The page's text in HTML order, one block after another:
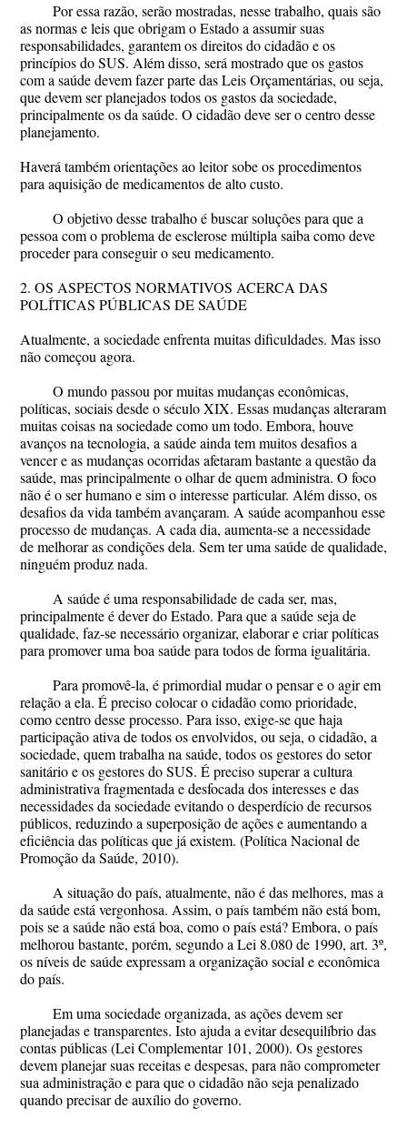
Por essa razão, serão mostradas, nesse trabalho, quais são
as normas e leis que obrigam o Estado a assumir suas
responsabilidades, garantem os direitos do cidadão e os
princípios do SUS. Além disso, será mostrado que os gastos
com a saúde devem fazer parte das Leis Orçamentárias, ou seja,
que devem ser planejados todos os gastos da sociedade,
principalmente os da saúde. O cidadão deve ser o centro desse
planejamento.
Haverá também orientações ao leitor sobe os procedimentos
para aquisição de medicamentos de alto custo.
O objetivo desse trabalho é buscar soluções para que a
pessoa com o problema de esclerose múltipla saiba como deve
proceder para conseguir o seu medicamento.
2. OS ASPECTOS NORMATIVOS ACERCA DAS
POLÍTICAS PÚBLICAS DE SAÚDE
Atualmente, a sociedade enfrenta muitas dificuldades. Mas isso
não começou agora.
O mundo passou por muitas mudanças econômicas,
políticas, sociais desde o século XIX. Essas mudanças alteraram
muitas coisas na sociedade como um todo. Embora, houve
avanços na tecnologia, a saúde ainda tem muitos desafios a
vencer e as mudanças ocorridas afetaram bastante a questão da
saúde, mas principalmente o olhar de quem administra. O foco
não é o ser humano e sim o interesse particular. Além disso, os
desafios da vida também avançaram. A saúde acompanhou esse
processo de mudanças. A cada dia, aumenta-se a necessidade
de melhorar as condições dela. Sem ter uma saúde de qualidade,
ninguém produz nada.
A saúde é uma responsabilidade de cada ser, mas,
principalmente é dever do Estado. Para que a saúde seja de
qualidade, faz-se necessário organizar, elaborar e criar políticas
para promover uma boa saúde para todos de forma igualitária.
Para promovê-la, é primordial mudar o pensar e o agir em
relação a ela. É preciso colocar o cidadão como prioridade,
como centro desse processo. Para isso, exige-se que haja
participação ativa de todos os envolvidos, ou seja, o cidadão, a
sociedade, quem trabalha na saúde, todos os gestores do setor
sanitário e os gestores do SUS. É preciso superar a cultura
administrativa fragmentada e desfocada dos interesses e das
necessidades da sociedade evitando o desperdício de recursos
públicos, reduzindo a superposição de ações e aumentando a
eficiência das políticas que já existem. (Política Nacional de
Promoção da Saúde, 2010).
A situação do país, atualmente, não é das melhores, mas a
da saúde está vergonhosa. Assim, o país também não está bom,
pois se a saúde não está boa, como o país está? Embora, o país
melhorou bastante, porém, segundo a Lei 8.080 de 1990, art. 3º,
os níveis de saúde expressam a organização social e econômica
do país.
Em uma sociedade organizada, as ações devem ser
planejadas e transparentes. Isto ajuda a evitar desequilíbrio das
contas públicas (Lei Complementar 101, 2000). Os gestores
devem planejar suas receitas e despesas, para não comprometer
sua administração e para que o cidadão não seja penalizado
quando precisar de auxílio do governo.